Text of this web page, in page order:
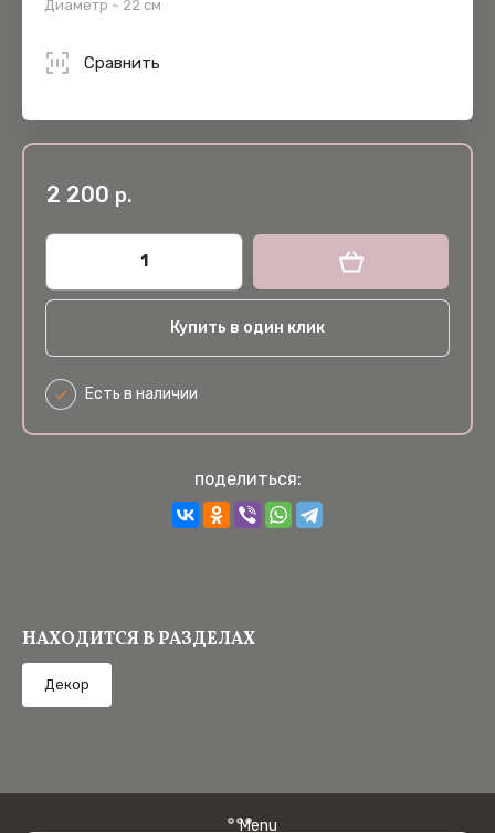
Диаметр ~ 22 см
Сравнить
2 200 р.
Купить в один клик
Есть в наличии
поделиться:
НАХОДИТСЯ В РАЗДЕЛАХ
Декор
Menu